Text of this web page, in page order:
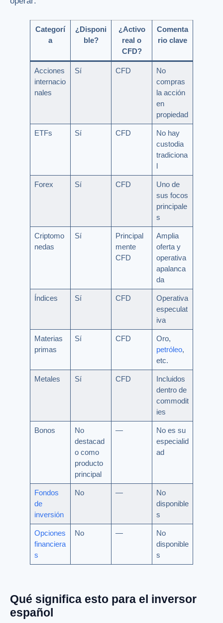
Categorí
a
¿Disponi
ble?
¿Activo
real o
CFD?
Comenta
rio clave
Acciones
internacio
nales
Sí CFD
No
compras
la acción
en
propiedad
ETFs Sí CFD
No hay
custodia
tradiciona
l
Forex Sí CFD
Uno de
sus focos
principale
s
Criptomo
nedas
Sí
Principal
mente
CFD
Amplia
oferta y
operativa
apalanca
da
Índices Sí CFD
Operativa
especulat
iva
Materias
primas
Sí CFD
Oro,
petróleo,
etc.
Metales Sí CFD
Incluidos
dentro de
commodit
ies
Bonos
No
destacad
o como
producto
principal
—
No es su
especialid
ad
Fondos
de
inversión
No —
No
disponible
s
Opciones
financiera
s
No —
No
disponible
s
Qué significa esto para el inversor
español